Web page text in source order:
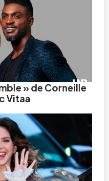
» de Corneille
Vitaa